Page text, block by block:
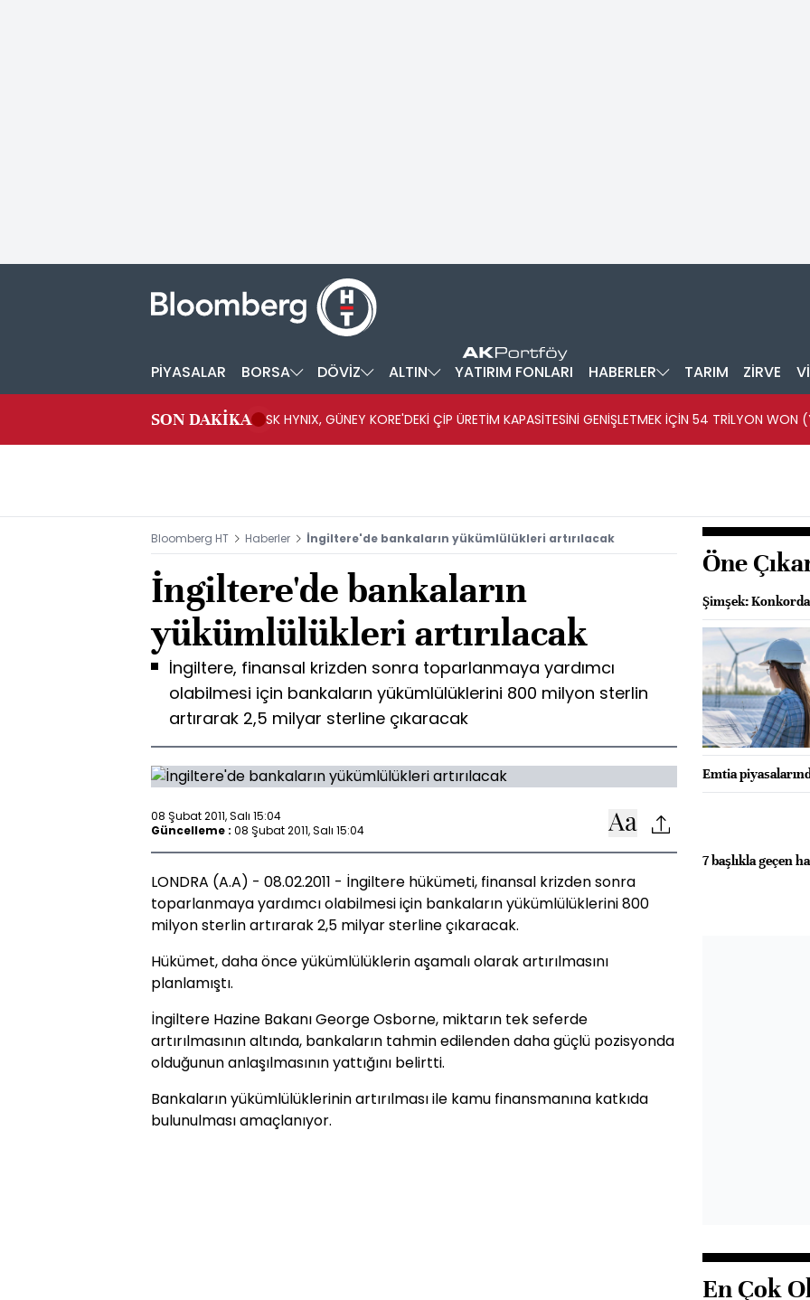
PİYASALAR BORSA DÖVİZ ALTIN YATIRIM FONLARI HABERLER TARIM ZİRVE
SON DAKİKA
SK HYNIX, GÜNEY KORE'DEKİ ÇİP ÜRETİM KAPASİTESİNİ GENİŞLETMEK İÇİN 54 TRİLYON
Bloomberg HT Haberler İngiltere'de bankaların yükümlülükleri artırılacak
İngiltere'de bankaların
yükümlülükleri artırılacak
İngiltere, finansal krizden sonra toparlanmaya yardımcı
olabilmesi için bankaların yükümlülüklerini 800 milyon sterlin
artırarak 2,5 milyar sterline çıkaracak
08 Şubat 2011, Salı 15:04
Güncelleme : 08 Şubat 2011, Salı 15:04
LONDRA (A.A) - 08.02.2011 - İngiltere hükümeti, finansal krizden sonra
toparlanmaya yardımcı olabilmesi için bankaların yükümlülüklerini 800
milyon sterlin artırarak 2,5 milyar sterline çıkaracak.
Hükümet, daha önce yükümlülüklerin aşamalı olarak artırılmasını
planlamıştı.
İngiltere Hazine Bakanı George Osborne, miktarın tek seferde
artırılmasının altında, bankaların tahmin edilenden daha güçlü pozisyonda
olduğunun anlaşılmasının yattığını belirtti.
Bankaların yükümlülüklerinin artırılması ile kamu finansmanına katkıda
bulunulması amaçlanıyor.
Öne
Şimşek:
Emtia
7 başlıkla geçen
En Çok